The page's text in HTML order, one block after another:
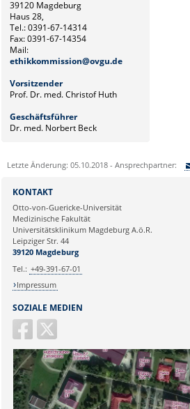
39120 Magdeburg
Haus 28,
Tel.:0391-67-14314
Fax: 0391-67-14354
Mail:
ethikkommission@ovgu.de
Vorsitzender
Prof. Dr. med. Christof Huth
Geschäftsführer
Dr. med. Norbert Beck
Letzte Änderung: 05.10.2018 - Ansprechpartner:
Ihre E-Mailadresse:
Ihr Anliegen:
SOZIALE MEDIEN
KONTAKT
Otto-von-Guericke-Universität
Medizinische Fakultät
Universitätsklinikum Magdeburg A.ö.R.
Leipziger Str. 44
39120 Magdeburg
Tel.: +49-391-67-01
Impressum